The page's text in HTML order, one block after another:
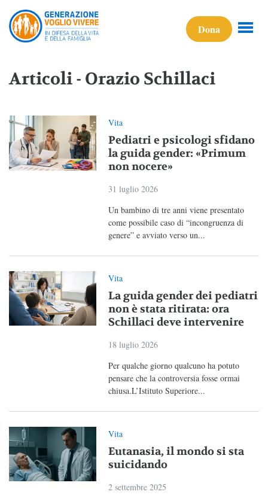
Dona
Articoli - Orazio Schillaci
Vita
Pediatri e psicologi sfidano
la guida gender: «Primum
non nocere»
31 luglio 2026
Un bambino di tre anni viene presentato
come possibile caso di “incongruenza di
genere” e avviato verso un...
Vita
La guida gender dei pediatri
non è stata ritirata: ora
Schillaci deve intervenire
18 luglio 2026
Per qualche giorno qualcuno ha potuto
pensare che la controversia fosse ormai
chiusa.L’Istituto Superiore...
Vita
Eutanasia, il mondo si sta
suicidando
2 settembre 2025